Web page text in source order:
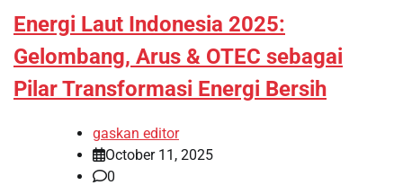
Energi Laut Indonesia 2025:
Gelombang, Arus & OTEC sebagai
Pilar Transformasi Energi Bersih
gaskan editor
October 11, 2025
0